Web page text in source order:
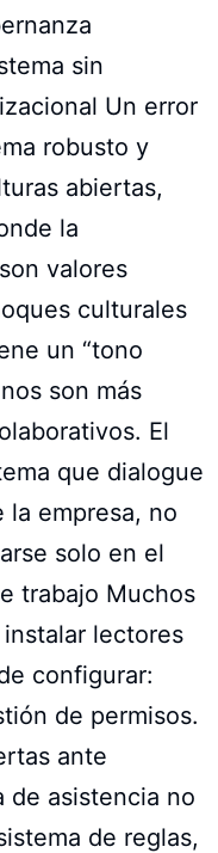
sin
Un error
robusto y
abiertas,
la
valores
culturales
un “tono
son más
El
que dialogue
empresa, no
solo en el
trabajo Muchos
lectores
configurar:
de permisos.
ante
de asistencia no
de reglas,